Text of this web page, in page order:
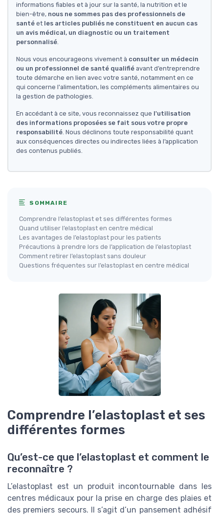
informations fiables et à jour sur la santé, la nutrition et le
bien-être, nous ne sommes pas des professionnels de
santé et les articles publiés ne constituent en aucun cas
un avis médical, un diagnostic ou un traitement
personnalisé.
Nous vous encourageons vivement à consulter un médecin
ou un professionnel de santé qualifié avant d’entreprendre
toute démarche en lien avec votre santé, notamment en ce
qui concerne l'alimentation, les compléments alimentaires ou
la gestion de pathologies.
En accédant à ce site, vous reconnaissez que l'utilisation
des informations proposées se fait sous votre propre
responsabilité. Nous déclinons toute responsabilité quant
aux conséquences directes ou indirectes liées à l’application
des contenus publiés.
SOMMAIRE
Comprendre l’elastoplast et ses différentes formes
Quand utiliser l’elastoplast en centre médical
Les avantages de l’elastoplast pour les patients
Précautions à prendre lors de l’application de l’elastoplast
Comment retirer l’elastoplast sans douleur
Questions fréquentes sur l’elastoplast en centre médical
Comprendre l’elastoplast et ses
différentes formes
Qu’est-ce que l’elastoplast et comment le
reconnaître ?
L’elastoplast est un produit incontournable dans les
centres médicaux pour la prise en charge des plaies et
des premiers secours. Il s’agit d’un pansement adhésif